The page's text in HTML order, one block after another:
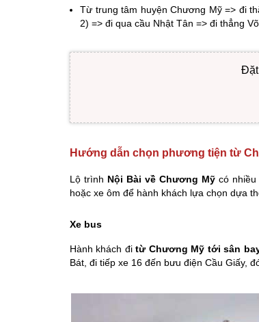
Từ trung tâm huyện Chương Mỹ => đi
2) => đi qua cầu Nhật Tân => đi thẳng
Đặt
Hướng dẫn chọn phương tiện từ
Lộ trình Nội Bài về Chương Mỹcó nhiều
hoặc xe ôm để hành khách lựa chọn dựa
Xe bus
Hành khách đitừ Chương Mỹ tới sân
Bát, đi tiếp xe 16 đến bưu điện Cầu Giấy,